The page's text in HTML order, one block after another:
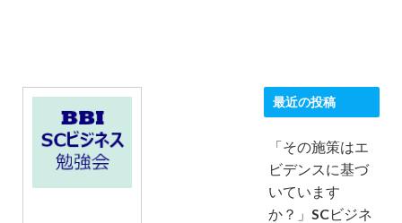
最近の投稿
「その施策はエ
ビデンスに基づ
いています
か？」SCビジネ